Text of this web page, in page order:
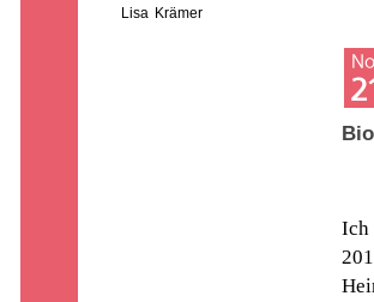
Lisa Krämer
Ich